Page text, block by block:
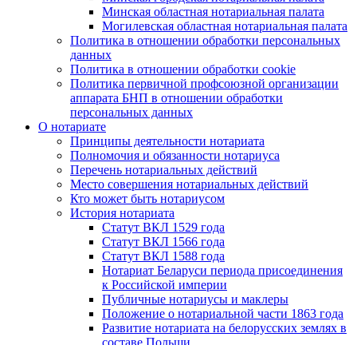
Минская областная нотариальная палата
Могилевская областная нотариальная палата
Политика в отношении обработки персональных
данных
Политика в отношении обработки cookie
Политика первичной профсоюзной организации
аппарата БНП в отношении обработки
персональных данных
О нотариате
Принципы деятельности нотариата
Полномочия и обязанности нотариуса
Перечень нотариальных действий
Место совершения нотариальных действий
Кто может быть нотариусом
История нотариата
Статут ВКЛ 1529 года
Статут ВКЛ 1566 года
Статут ВКЛ 1588 года
Нотариат Беларуси периода присоединения
к Российской империи
Публичные нотариусы и маклеры
Положение о нотариальной части 1863 года
Развитие нотариата на белорусских землях в